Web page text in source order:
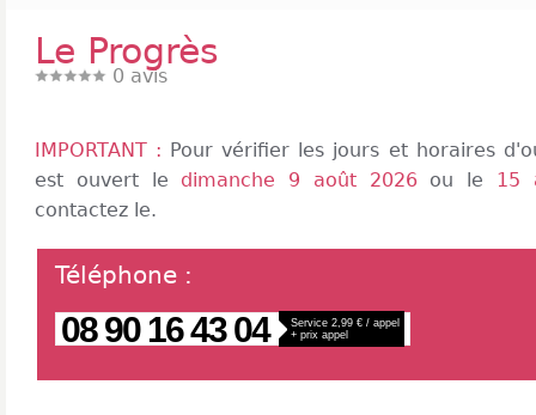
Le Progrès
0 avis
IMPORTANT : Pour vérifier les jours et horaires
est ouvert le dimanche 9 août 2026ou le 15
contactez le.
Téléphone :
08 90 16 43 04
Service 2,99 € / appel
+ prix appel